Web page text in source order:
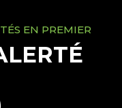
EN PREMIER